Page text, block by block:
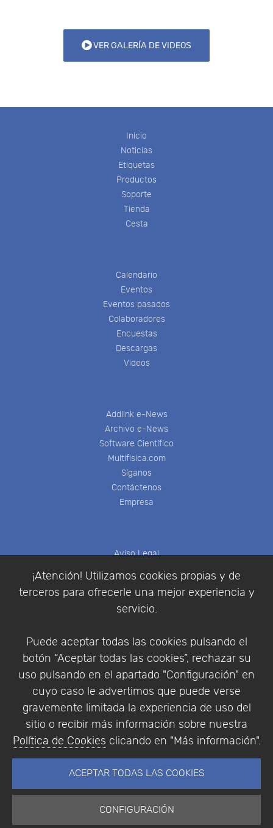
¡Atención! Utilizamos cookies propias y de
terceros para ofrecerle una mejor experiencia y
servicio.
Puede aceptar todas las cookies pulsando el
botón “Aceptar todas las cookies”, rechazar su
uso pulsando en el apartado "Configuración" en
cuyo caso le advertimos que puede verse
gravemente limitada la experiencia de uso del
sitio o recibir más información sobre nuestra
Política de Cookies clicando en "Más información".
ACEPTAR TODAS LAS COOKIES
CONFIGURACIÓN
VER GALERÍA DE VIDEOS
Inicio
Noticias
Etiquetas
Productos
Soporte
Tienda
Cesta
Calendario
Eventos
Eventos pasados
Colaboradores
Encuestas
Descargas
Videos
Addlink e-News
Archivo e-News
Software Científico
Multifisica.com
Síganos
Contáctenos
Empresa
Aviso Legal
Política de Privacidad
Condiciones de compra
Identificarse
Empresa|Aviso Legal| Política de Privacidad |
Política de Cookies
© Copyright 1994 - 2026. Addlink Software
Científico, S.L.
Portugal.